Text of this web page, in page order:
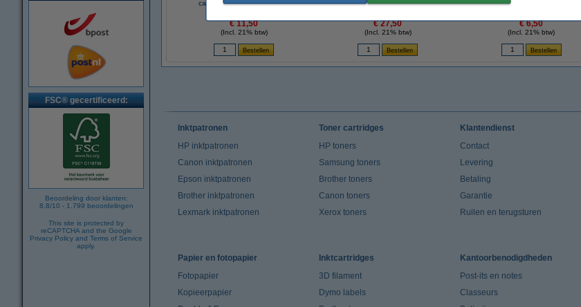
FSC® gecertificeerd:
Beoordeling door klanten:
8.8/10 - 1.799 beoordelingen
This site is protected by
reCAPTCHA and the Google
Privacy Policy and Terms of Service
apply.
capaciteit (123inkt huismerk)
€ 11,50
(Incl. 21% btw)
+ 30XL kleur (123inkt huismerk)
€ 27,50
(Incl. 21% btw)
€ 6,50
(Incl. 21% btw)
Inktpatronen
HP inktpatronen
Canon inktpatronen
Epson inktpatronen
Brother inktpatronen
Lexmark inktpatronen
Toner cartridges
HP toners
Samsung toners
Brother toners
Canon toners
Xerox toners
Klantendienst
Contact
Levering
Betaling
Garantie
Ruilen en terugsturen
Papier en fotopapier
Fotopapier
Kopieerpapier
Inktcartridges
3D filament
Dymo labels
Kantoorbenodigdheden
Post-its en notes
Classeurs